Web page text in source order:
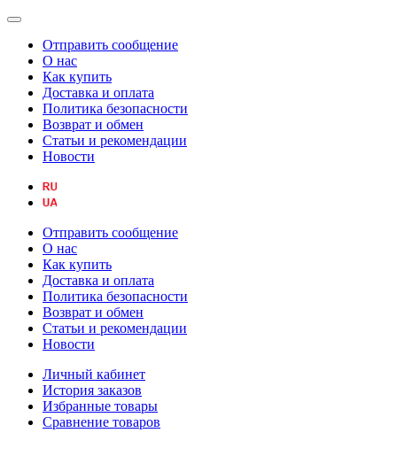
Отправить сообщение
О нас
Как купить
Доставка и оплата
Политика безопасности
Возврат и обмен
Статьи и рекомендации
Новости
Отправить сообщение
О нас
Как купить
Доставка и оплата
Политика безопасности
Возврат и обмен
Статьи и рекомендации
Новости
Личный кабинет
История заказов
Избранные товары
Сравнение товаров